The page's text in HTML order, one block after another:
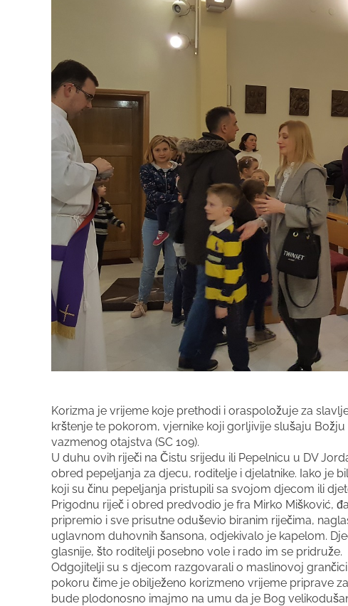
Korizma je vrijeme koje prethodi i oraspoložuje za
krštenje te pokorom, vjernike koji gorljivije slušaju
vazmenog otajstva (SC 109).
U duhu ovih riječi na Čistu srijedu ili Pepelnicu u DV
obred pepeljanja za djecu, roditelje i djelatnike. Iako je
koji su činu pepeljanja pristupili sa svojom djecom ili
Prigodnu riječ i obred predvodio je fra Mirko Mišković,
pripremio i sve prisutne oduševio biranim riječima,
uglavnom duhovnih šansona, odjekivalo je kapelom.
glasnije, što roditelji posebno vole i rado im se pridruže.
Odgojitelji su s djecom razgovarali o maslinovoj
pokoru čime je obilježeno korizmeno vrijeme priprave
bude plodonosno imajmo na umu da je Bog